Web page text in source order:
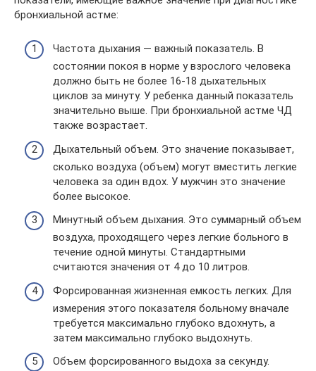
бронхиальной астме:
Частота дыхания — важный показатель. В
состоянии покоя в норме у взрослого человека
должно быть не более 16-18 дыхательных
циклов за минуту. У ребенка данный показатель
значительно выше. При бронхиальной астме ЧД
также возрастает.
Дыхательный объем. Это значение показывает,
сколько воздуха (объем) могут вместить легкие
человека за один вдох. У мужчин это значение
более высокое.
Минутный объем дыхания. Это суммарный объем
воздуха, проходящего через легкие больного в
течение одной минуты. Стандартными
считаются значения от 4 до 10 литров.
Форсированная жизненная емкость легких. Для
измерения этого показателя больному вначале
требуется максимально глубоко вдохнуть, а
затем максимально глубоко выдохнуть.
Объем форсированного выдоха за секунду.